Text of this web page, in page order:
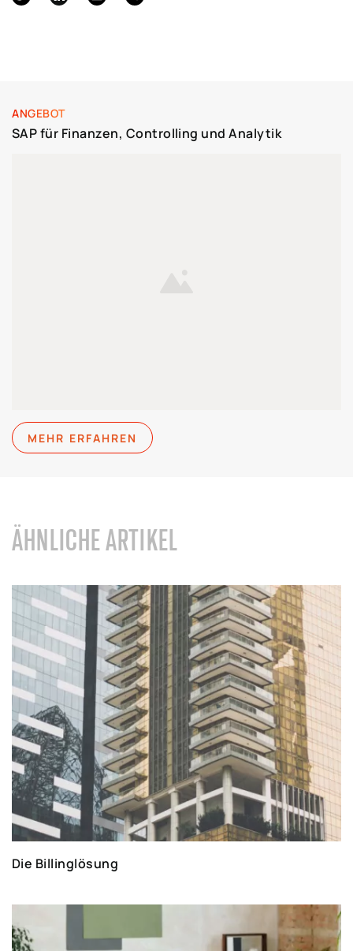
ANGEBOT
SAP für Finanzen, Controlling und Analytik
MEHR ERFAHREN
ÄHNLICHE ARTIKEL
Die Billinglösung